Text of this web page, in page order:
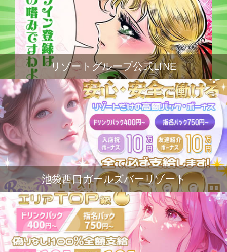
リゾートグループ公式LINE
池袋西口ガールズバーリゾート